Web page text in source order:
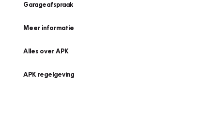
Garageafspraak
Meer informatie
Alles over APK
APK regelgeving